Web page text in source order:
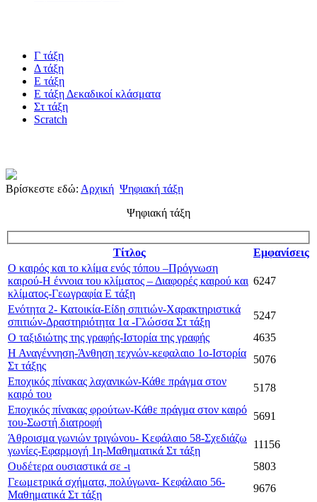
Γ τάξη
Δ τάξη
Ε τάξη
Ε τάξη Δεκαδικοί κλάσματα
Στ τάξη
Scratch
Βρίσκεστε εδώ: Αρχική Ψηφιακή τάξη
Ψηφιακή τάξη
Τίτλος
Εμφανίσεις
Ο καιρός και το κλίμα ενός τόπου –Πρόγνωση
καιρού-Η έννοια του κλίματος – Διαφορές καιρού και
κλίματος-Γεωγραφία Ε τάξη
6247
Ενότητα 2- Κατοικία-Είδη σπιτιών-Χαρακτηριστικά
σπιτιών-Δραστηριότητα 1α -Γλώσσα Στ τάξη
5247
Ο ταξιδιώτης της γραφής-Ιστορία της γραφής
4635
Η Αναγέννηση-Άνθηση τεχνών-κεφαλαιο 1ο-Ιστορία
Στ τάξης
5076
Εποχικός πίνακας λαχανικών-Κάθε πράγμα στον
καιρό του
5178
Εποχικός πίνακας φρούτων-Κάθε πράγμα στον καιρό
του-Σωστή διατροφή
5691
Άθροισμα γωνιών τριγώνου- Κεφάλαιο 58-Σχεδιάζω
γωνίες-Εφαρμογή 1η-Μαθηματικά Στ τάξη
11156
Ουδέτερα ουσιαστικά σε -ι
5803
Γεωμετρικά σχήματα, πολύγωνα- Κεφάλαιο 56-
Μαθηματικά Στ τάξη
9676